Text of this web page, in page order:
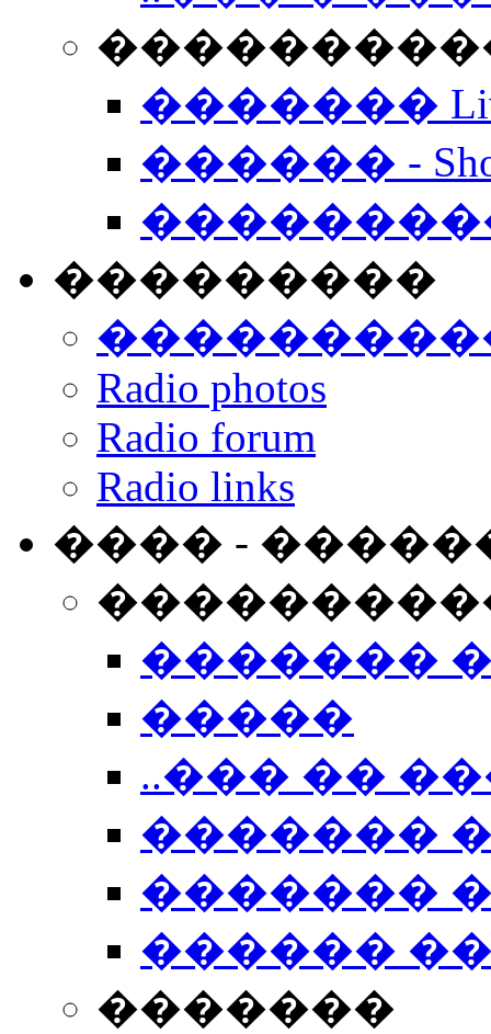
����������
�������
������ -
���������
Radio photos
Radio forum
Radio links
���� -
�������
�����
..��� ��
�������
�������
������
�������